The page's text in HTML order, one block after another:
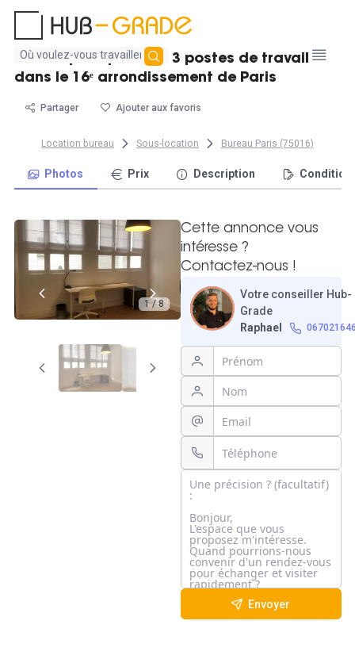
Aucun
résultat
Bureau privé pour 2 à 3 postes de travail
dans le 16ᵉ arrondissement de Paris
Partager Ajouter aux favoris
Location bureau Sous-location Bureau Paris (75016)
Photos Prix Description
1 / 8
Cette annonce vous
intéresse ?
Contactez-nous !
Votre conseiller Hub-
Grade
Raphael
Envoyer